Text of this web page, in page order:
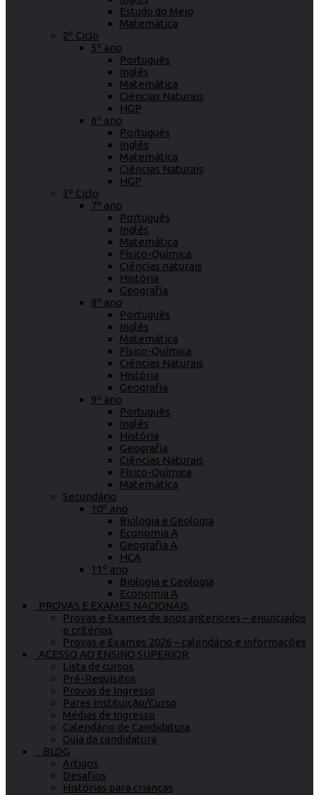
Estudo do Meio
Matemática
2º Ciclo
5º ano
Português
Inglês
Matemática
Ciências Naturais
HGP
6º ano
Português
Inglês
Matemática
Ciências Naturais
HGP
3º Ciclo
7º ano
Português
Inglês
Matemática
Físico-Química
Ciências naturais
História
Geografia
8º ano
Português
Inglês
Matemática
Físico-Química
Ciências Naturais
História
Geografia
9º ano
Português
Inglês
História
Geografia
Ciências Naturais
Físico-Química
Matemática
Secundário
10º ano
Biologia e Geologia
Economia A
Geografia A
HCA
11º ano
Biologia e Geologia
Economia A
PROVAS E EXAMES NACIONAIS
Provas e Exames de anos anteriores – enunciados
e critérios
Provas e Exames 2026 – calendário e informações
ACESSO AO ENSINO SUPERIOR
Lista de cursos
Pré-Requisitos
Provas de Ingresso
Pares Instituição/Curso
Médias de Ingresso
Calendário de Candidatura
Guia da candidatura
BLOG
Artigos
Desafios
Histórias para crianças